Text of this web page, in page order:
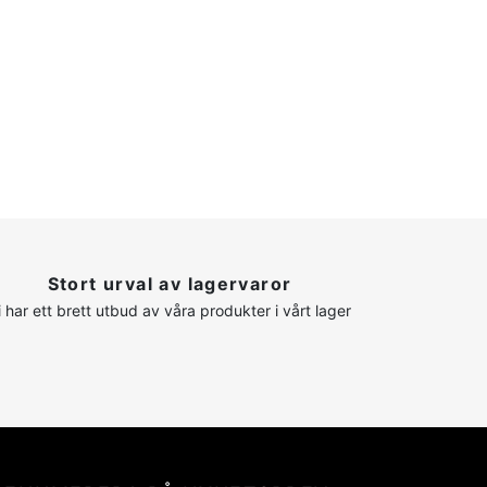
Stort urval av lagervaror
har ett brett utbud av våra produkter i vårt lager